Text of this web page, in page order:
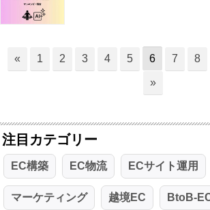
« 1 2 3 4 5 6 7 8
»
注目カテゴリー
EC構築 EC物流 ECサイト運用
マーケティング 越境EC BtoB-